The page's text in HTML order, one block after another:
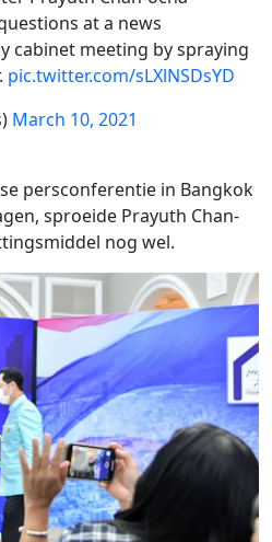
at a news
cabinet meeting by spraying
pic.twitter.com/sLXlNSDsYD
March 10, 2021
persconferentie in Bangkok
sproeide Prayuth Chan-
nog wel.